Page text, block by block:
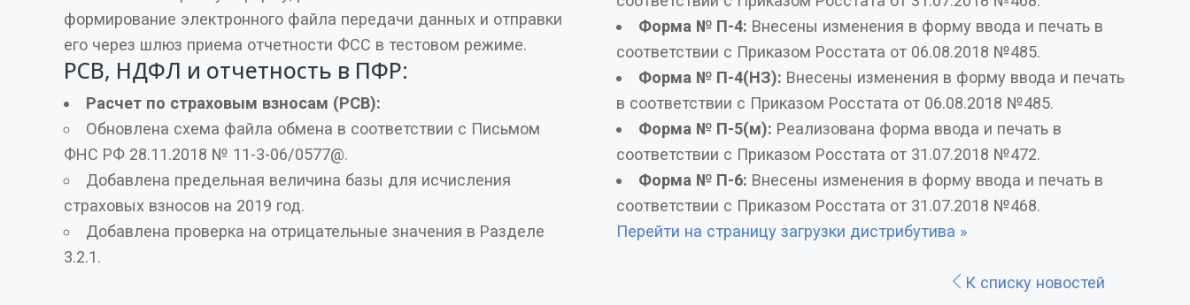
формирование электронного файла передачи данных и отправки
его через шлюз приема отчетности ФСС в тестовом режиме.
РСВ, НДФЛ и отчетность в ПФР:
Расчет по страховым взносам (РСВ):
Обновлена схема файла обмена в соответствии с Письмом
ФНС РФ 28.11.2018 № 11-3-06/0577@.
Добавлена предельная величина базы для исчисления
страховых взносов на 2019 год.
Добавлена проверка на отрицательные значения в Разделе
3.2.1.
Форма № П-4: Внесены изменения в форму ввода и печать в
соответствии с Приказом Росстата от 06.08.2018 №485.
Форма № П-4(НЗ): Внесены изменения в форму ввода и печать
в соответствии с Приказом Росстата от 06.08.2018 №485.
Форма № П-5(м): Реализована форма ввода и печать в
соответствии с Приказом Росстата от 31.07.2018 №472.
Форма № П-6: Внесены изменения в форму ввода и печать в
соответствии с Приказом Росстата от 31.07.2018 №468.
Перейти на страницу загрузки дистрибутива »
К списку новостей